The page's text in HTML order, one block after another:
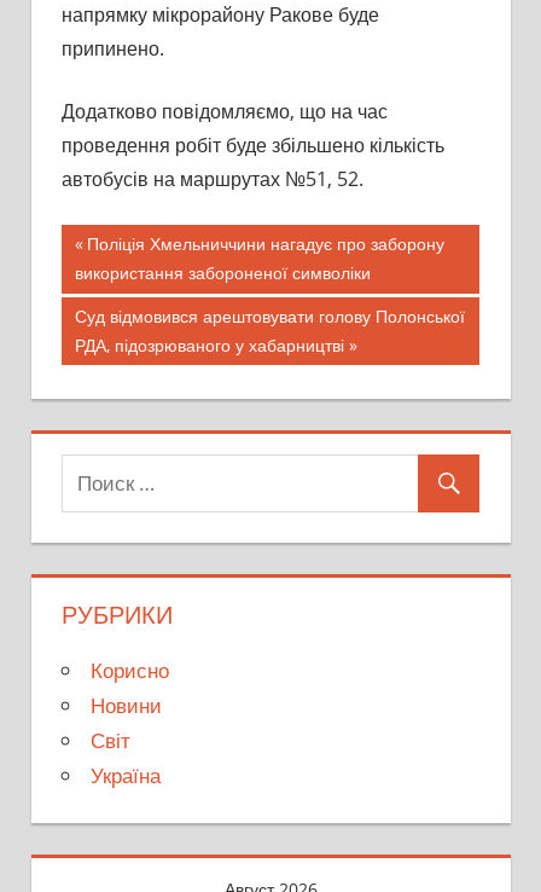
напрямку мікрорайону Ракове буде
припинено.
Додатково повідомляємо, що на час
проведення робіт буде збільшено кількість
автобусів на маршрутах №51, 52.
Навигация
по
записям
Предыдущая
запись;
Поліція Хмельниччини нагадує про заборону
використання забороненої символіки
Следующая
запись:
Суд відмовився арештовувати голову Полонської
РДА, підозрюваного у хабарництві
РУБРИКИ
Корисно
Новини
Світ
Україна